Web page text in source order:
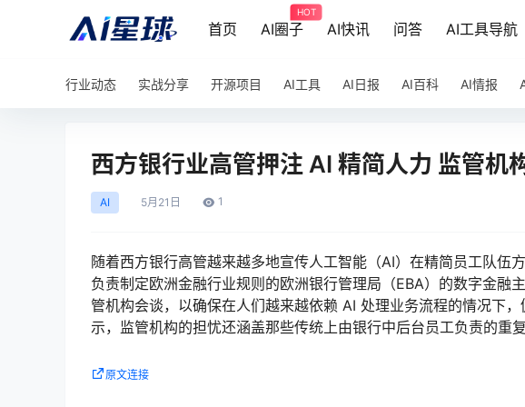
首页 AI圈子
HOT
AI快讯 问答 AI工具导航
行业动态 实战分享 开源项目 AI工具 AI日报 AI百科 AI情报
西方银行业高管押注 AI 精简人力 监管机
AI 5月 21日 1
随着西方银行高管越来越多地宣传人工智能（AI）在精简员工队伍
负责制定欧洲金融行业规则的欧洲银行管理局（EBA）的数字金
管机构会谈，以确保在人们越来越依赖 AI 处理业务流程的情况下
示，监管机构的担忧还涵盖那些传统上由银行中后台员工负责的重复
原文连接